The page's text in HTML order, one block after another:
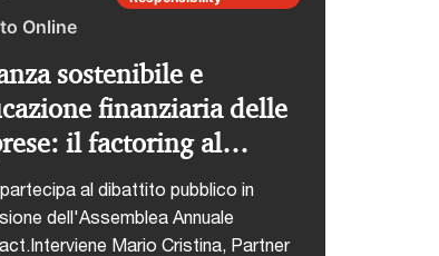
Online
sostenibile e
finanziaria delle
il factoring al
del benessere
al dibattito pubblico in
dell'Assemblea Annuale
Mario Cristina, Partner